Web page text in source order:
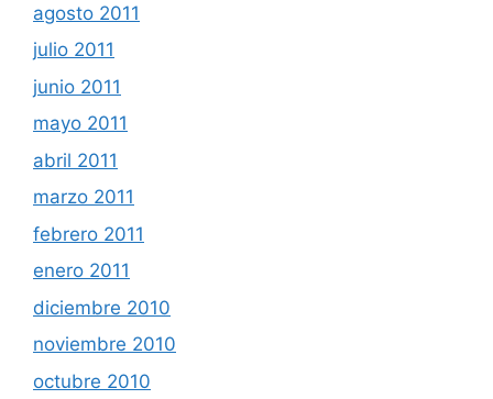
agosto 2011
julio 2011
junio 2011
mayo 2011
abril 2011
marzo 2011
febrero 2011
enero 2011
diciembre 2010
noviembre 2010
octubre 2010